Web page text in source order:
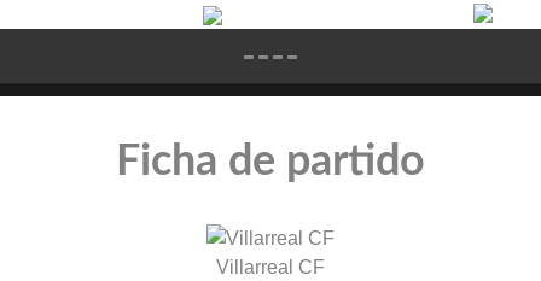
Ficha de partido
Villarreal CF